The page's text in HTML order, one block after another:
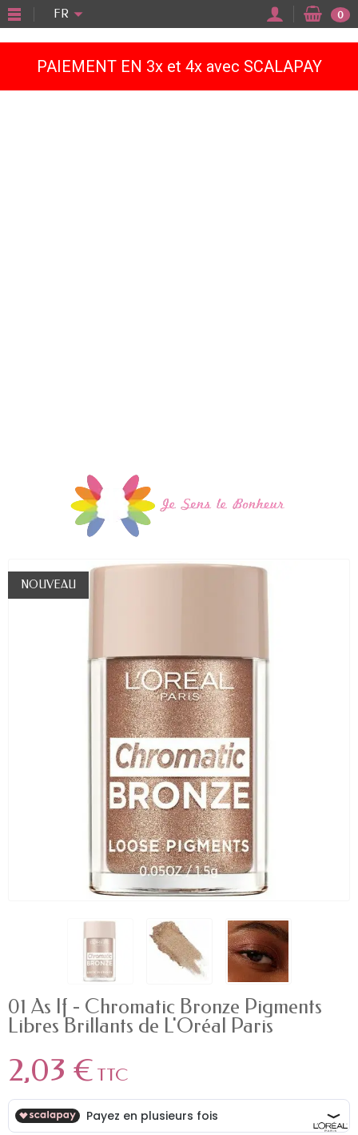
PAIEMENT EN 3x et 4x avec SCALAPAY
FR 0
NOUVEAU
01 As If - Chromatic Bronze Pigments
Libres Brillants de L'Oréal Paris
2,03 € TTC